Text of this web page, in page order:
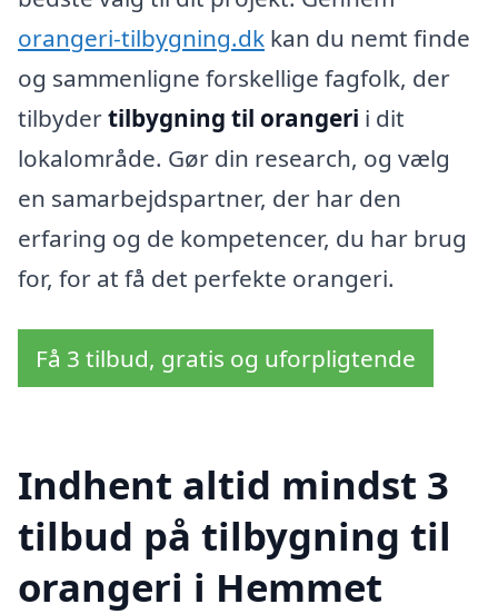
orangeri-tilbygning.dk kan du nemt finde
og sammenligne forskellige fagfolk, der
tilbydertilbygning til orangeri i dit
lokalområde. Gør din research, og vælg
en samarbejdspartner, der har den
erfaring og de kompetencer, du har brug
for, for at få det perfekte orangeri.
Få 3 tilbud, gratis og uforpligtende
Indhent altid mindst 3
tilbud på tilbygning til
orangeri i Hemmet